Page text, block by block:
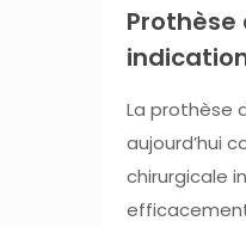
Prothèse
La prothèse
aujourd’hui
chirurgicale